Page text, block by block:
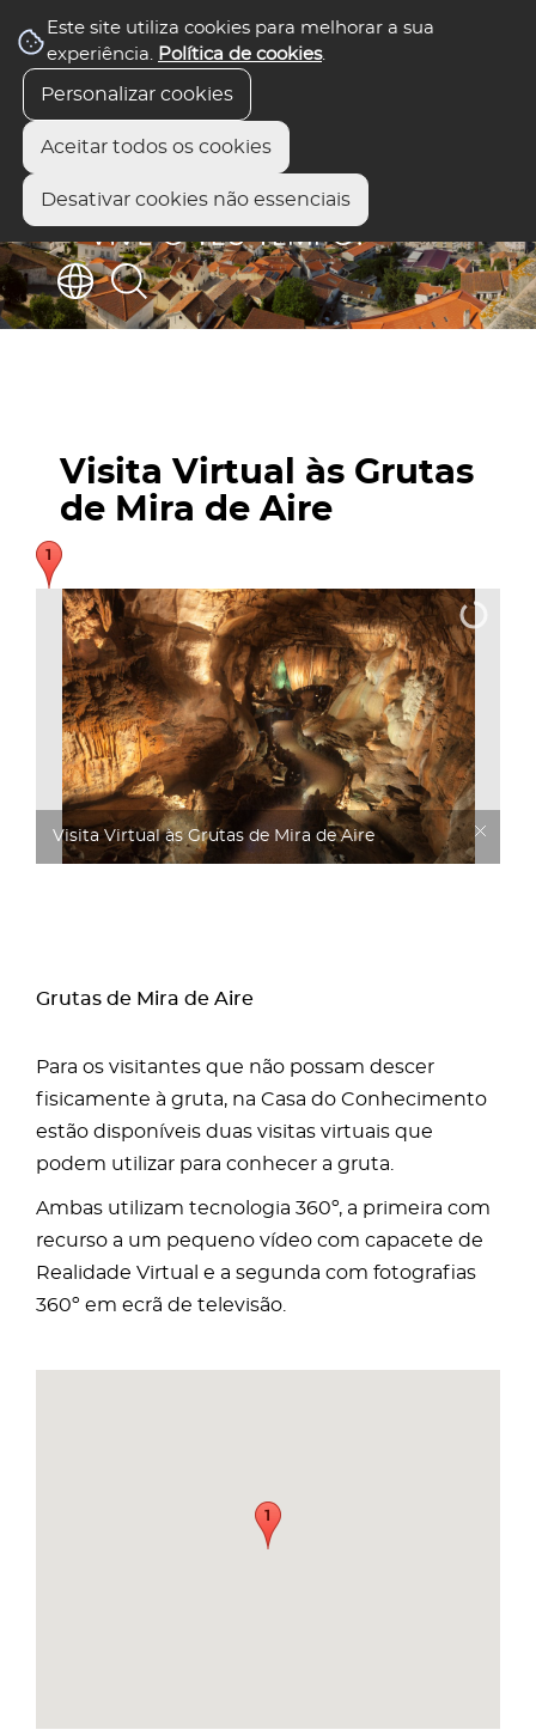
Este site utiliza cookies para melhorar a sua
experiência. Política de cookies.
Personalizar cookies
Aceitar todos os cookies
Desativar cookies não essenciais
Visita Virtual às Grutas
de Mira de Aire
Visita Virtual às Grutas de Mira de Aire
Grutas de Mira de Aire
Para os visitantes que não possam descer
fisicamente à gruta, na Casa do Conhecimento
estão disponíveis duas visitas virtuais que
podem utilizar para conhecer a gruta.
Ambas utilizam tecnologia 360º, a primeira com
recurso a um pequeno vídeo com capacete de
Realidade Virtual e a segunda com fotografias
360º em ecrã de televisão.